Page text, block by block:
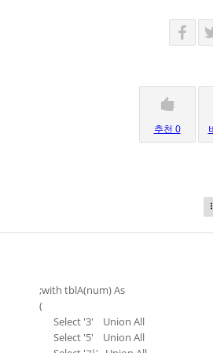
추천 0
;with tblA(num) As
(
Select '3' Union All
Select '5' Union All